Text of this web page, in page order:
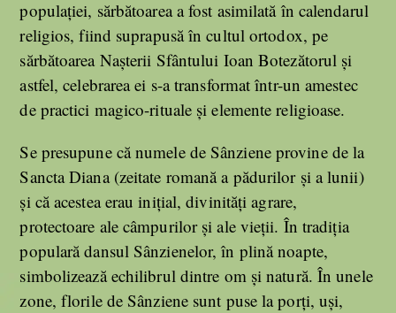
populației, sărbătoarea a fost asimilată în calendarul
religios, fiind suprapusă în cultul ortodox, pe
sărbătoarea Nașterii Sfântului Ioan Botezătorul și
astfel, celebrarea ei s-a transformat într-un amestec
de practici magico-rituale și elemente religioase.
Se presupune că numele de Sânziene provine de la
Sancta Diana (zeitate romană a pădurilor și a lunii)
și că acestea erau inițial, divinități agrare,
protectoare ale câmpurilor și ale vieții. În tradiția
populară dansul Sânzienelor, în plină noapte,
simbolizează echilibrul dintre om și natură. În unele
zone, florile de Sânziene sunt puse la porți, uși,